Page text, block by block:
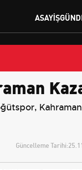
ASAYIŞ
Güncelleme Tarihi: